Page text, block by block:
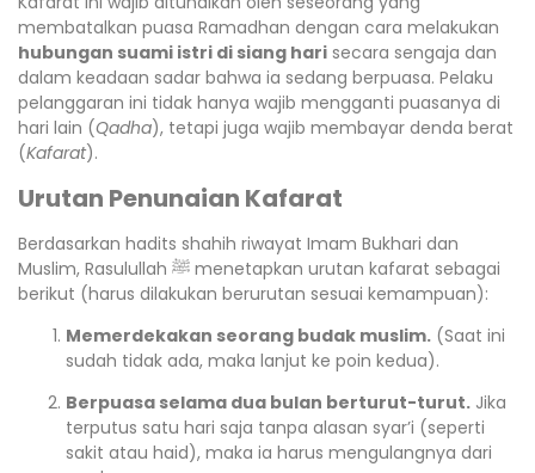
membatalkan puasa Ramadhan dengan cara melakukan
hubungan suami istri di siang hari secara sengaja dan
dalam keadaan sadar bahwa ia sedang berpuasa. Pelaku
pelanggaran ini tidak hanya wajib mengganti puasanya di
hari lain (Qadha), tetapi juga wajib membayar denda berat
(Kafarat).
Urutan Penunaian Kafarat
Berdasarkan hadits shahih riwayat Imam Bukhari dan
Muslim, Rasulullah ﷺ menetapkan urutan kafarat sebagai
berikut (harus dilakukan berurutan sesuai kemampuan):
Memerdekakan seorang budak muslim. (Saat ini
sudah tidak ada, maka lanjut ke poin kedua).
Berpuasa selama dua bulan berturut-turut. Jika
terputus satu hari saja tanpa alasan syar’i (seperti
sakit atau haid), maka ia harus mengulangnya dari